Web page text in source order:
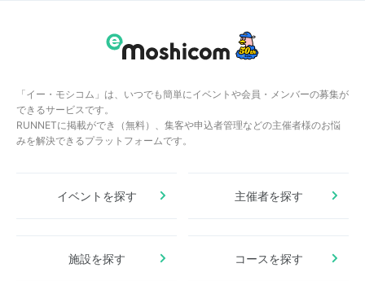
「イー・モシコム」は、いつでも簡単にイベントや会員・メンバーの募集が
できるサービスです。
RUNNETに掲載ができ（無料）、集客や申込者管理などの主催者様のお悩
みを解決できるプラットフォームです。
イベントを探す 主催者を探す
施設を探す コースを探す